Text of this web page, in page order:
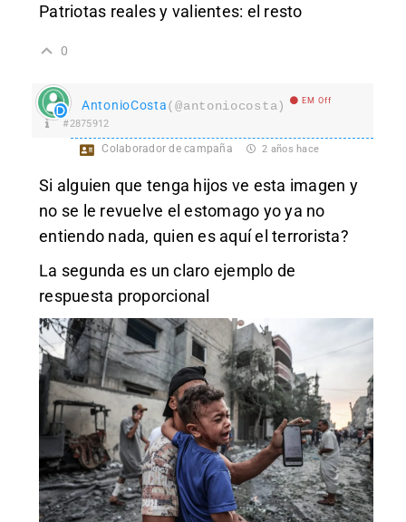
Patriotas reales y valientes: el resto
0
AntonioCosta(@antoniocosta) EM Off
#2875912
Colaborador de campaña 2 años hace
Si alguien que tenga hijos ve esta imagen y
no se le revuelve el estomago yo ya no
entiendo nada, quien es aquí el terrorista?
La segunda es un claro ejemplo de
respuesta proporcional